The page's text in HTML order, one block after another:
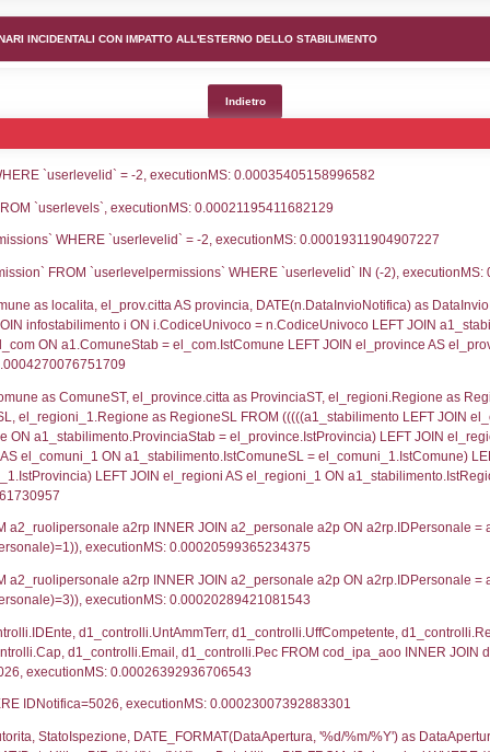
- INFORMAZIONI GENERALI SU AUTORIZZAZIONI/
- DESCRIZIONE DELL'AMBIENTE/TERRITORIO
- DESCRIZIONE SINTETICA DELLO STABILIMENTO E
- INFORMAZIONI SUGLI SCENARI INCIDENTALI CON
FROM `userlevels` WHERE `userlevelid` = -
`userlevelname` FROM `userlevels`,